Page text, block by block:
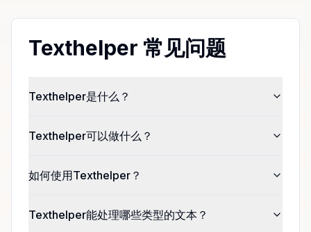
Texthelper 常见问题
Texthelper是什么？
Texthelper可以做什么？
如何使用Texthelper？
Texthelper能处理哪些类型的文本？